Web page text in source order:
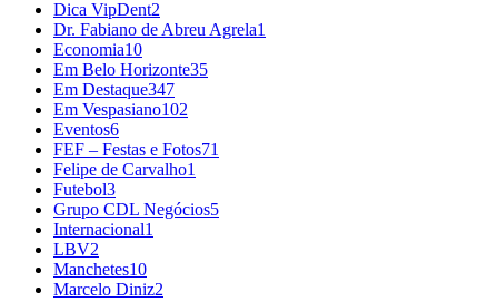
Dica VipDent2
Dr. Fabiano de Abreu Agrela1
Economia10
Em Belo Horizonte35
Em Destaque347
Em Vespasiano102
Eventos6
FEF – Festas e Fotos71
Felipe de Carvalho1
Futebol3
Grupo CDL Negócios5
Internacional1
LBV2
Manchetes10
Marcelo Diniz2